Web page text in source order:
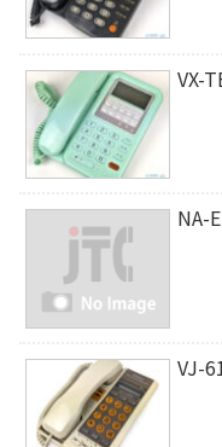
VX-
NA-
VJ-